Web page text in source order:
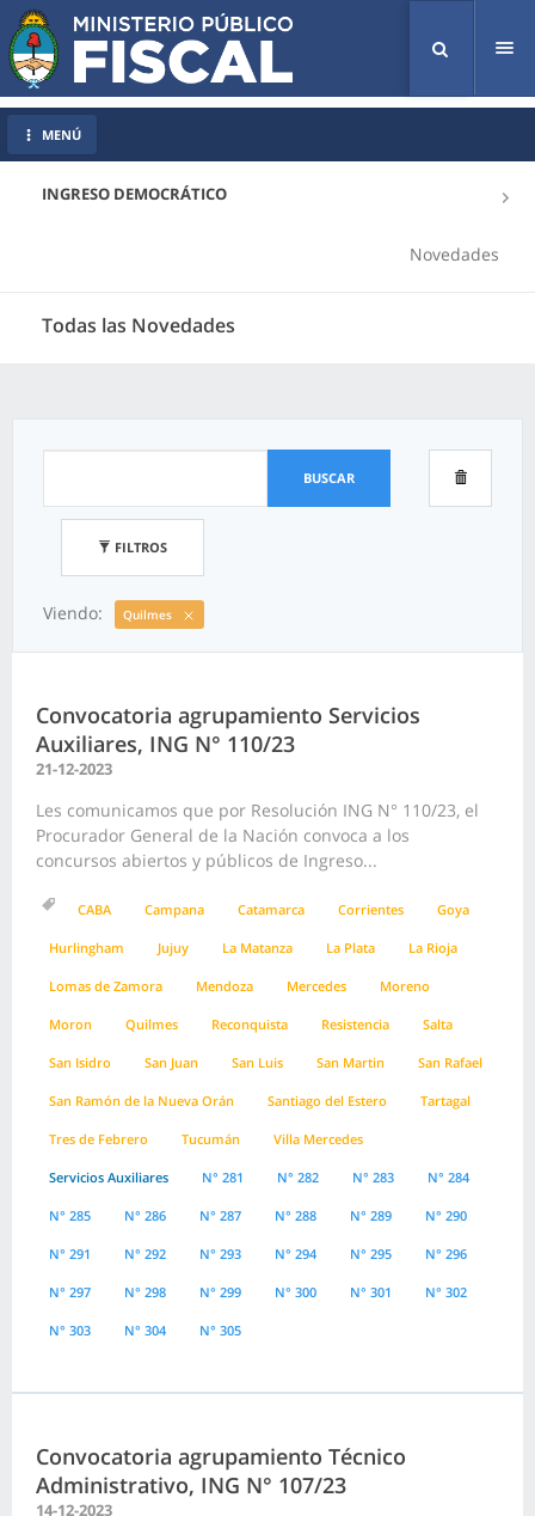
INGRESO DEMOCRÁTICO
Novedades
Todas las Novedades
MENÚ
BUSCAR
FILTROS
Viendo: Quilmes
Convocatoria agrupamiento Servicios
Auxiliares, ING N° 110/23
21-12-2023
Les comunicamos que por Resolución ING N° 110/23, el
Procurador General de la Nación convoca a los
concursos abiertos y públicos de Ingreso...
CABA Campana Catamarca Corrientes Goya
Hurlingham Jujuy La Matanza La Plata La Rioja
Lomas de Zamora Mendoza Mercedes Moreno
Moron Quilmes Reconquista Resistencia Salta
San Isidro San Juan San Luis San Martin San Rafael
San Ramón de la Nueva Orán Santiago del Estero Tartagal
Tres de Febrero Tucumán Villa Mercedes
Servicios Auxiliares N° 281 N° 282 N° 283 N° 284
N° 285 N° 286 N° 287 N° 288 N° 289 N° 290
N° 291 N° 292 N° 293 N° 294 N° 295 N° 296
N° 297 N° 298 N° 299 N° 300 N° 301 N° 302
N° 303 N° 304 N° 305
Convocatoria agrupamiento Técnico
Administrativo, ING N° 107/23
14-12-2023